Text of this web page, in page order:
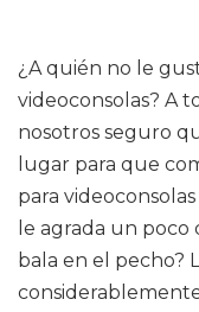
¿A quién no le
videoconsolas? A
nosotros seguro
lugar para que
para
le agrada un
bala en el pecho?